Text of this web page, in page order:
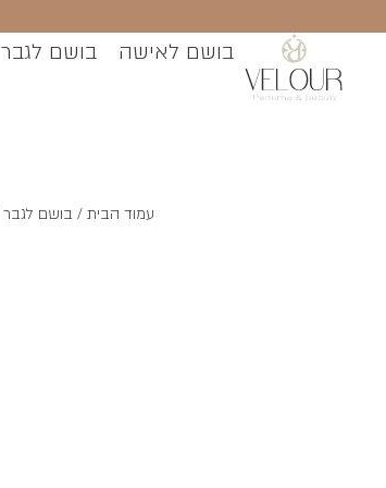
בושם לאישה בושם לגבר
עמוד הבית / בושם לגבר